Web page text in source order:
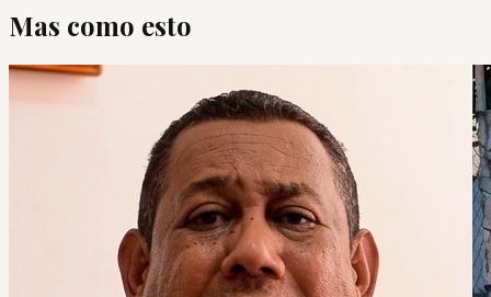
Mas como esto